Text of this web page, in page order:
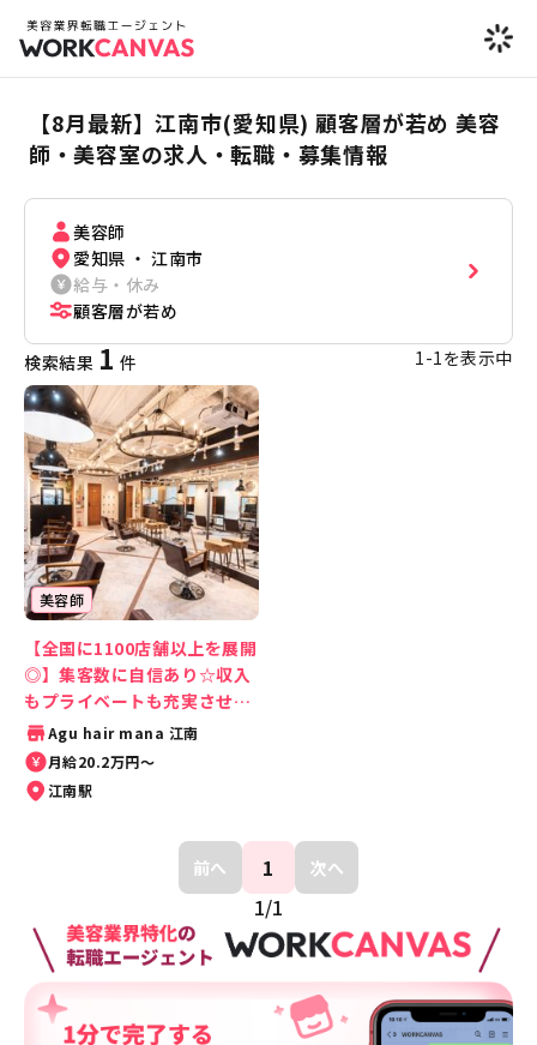
【8月最新】江南市(愛知県) 顧客層が若め 美容
師・美容室の求人・転職・募集情報
美容師
愛知県 ・ 江南市
給与・休み
顧客層が若め
検索結果 1 件 1-1を表示中
美容師
【全国に1100店舗以上を展開
◎】集客数に自信あり☆収入
もプライベートも充実させて
活躍できるサロン♪
Agu hair mana 江南
月給20.2万円〜
江南駅
前へ 1 次へ
1/1